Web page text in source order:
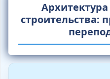
строительства: